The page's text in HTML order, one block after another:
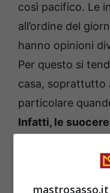
così pacifico. Le
all’ordine del
hanno opinioni
Per questo si
casa, soprattutto
particolare
Infatti, le
ottime e che